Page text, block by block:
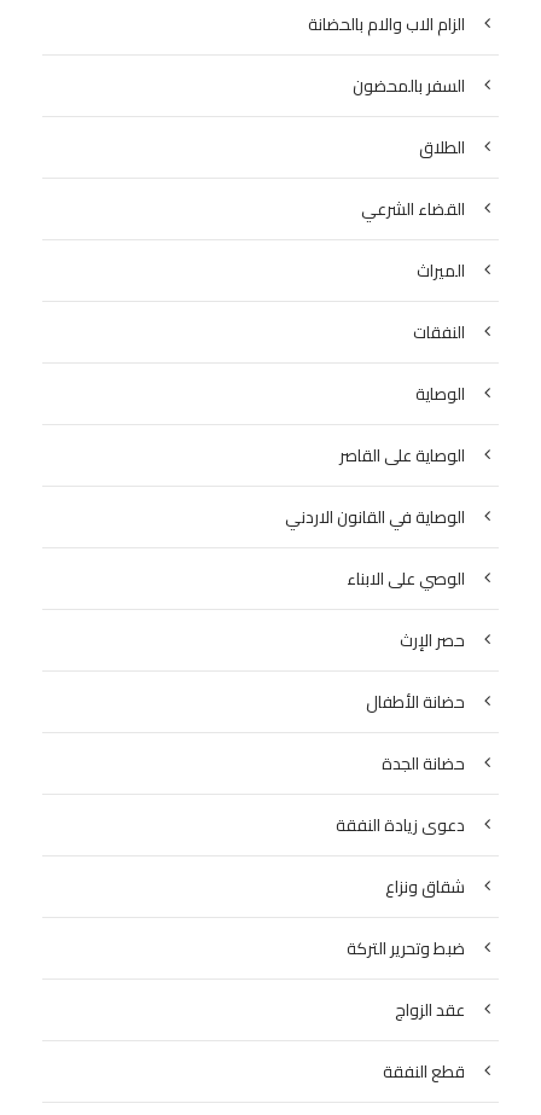
الزام الاب والام بالحضانة
السفر بالمحضون
الطلاق
القضاء الشرعي
الميراث
النفقات
الوصاية
الوصاية على القاصر
الوصاية في القانون الاردني
الوصي على الابناء
حصر الإرث
حضانة الأطفال
حضانة الجدة
دعوى زيادة النفقة
شقاق ونزاع
ضبط وتحرير التركة
عقد الزواج
قطع النفقة